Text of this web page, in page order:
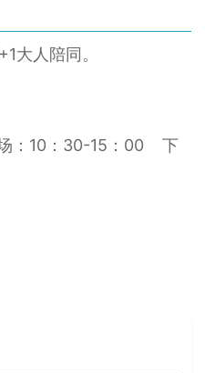
大人陪同。
：10：30-15：00 下